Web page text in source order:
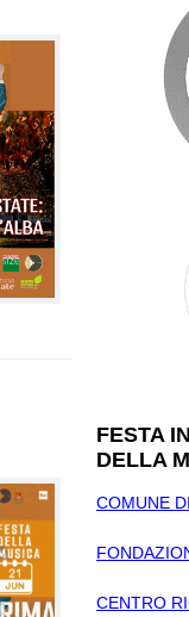
FESTA
DELLA
COMUNE
CENTRO